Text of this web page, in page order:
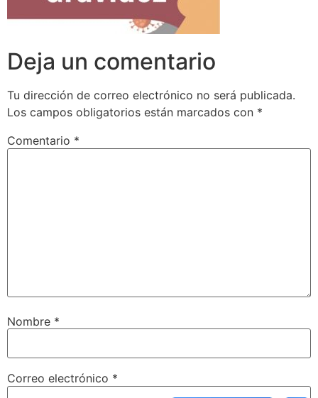
Deja un comentario
Tu dirección de correo electrónico no será publicada.
Los campos obligatorios están marcados con *
Comentario *
Nombre *
Correo electrónico *